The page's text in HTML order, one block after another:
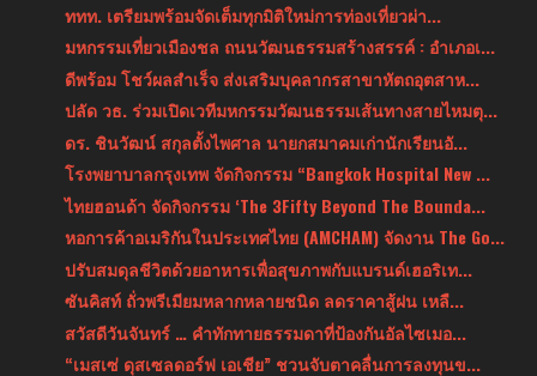
ททท. เตรียมพร้อมจัดเต็มทุกมิติใหม่การท่องเที่ยวผ่า...
มหกรรมเที่ยวเมืองชล ถนนวัฒนธรรมสร้างสรรค์ : อำเภอเ...
ดีพร้อม โชว์ผลสำเร็จ ส่งเสริมบุคลากรสาขาหัตถอุตสาห...
ปลัด วธ. ร่วมเปิดเวทีมหกรรมวัฒนธรรมเส้นทางสายไหมตุ...
ดร. ชินวัฒน์ สกุลตั้งไพศาล นายกสมาคมเก่านักเรียนอั...
โรงพยาบาลกรุงเทพ จัดกิจกรรม “Bangkok Hospital New ...
ไทยฮอนด้า จัดกิจกรรม ‘The 3Fifty Beyond The Bounda...
หอการค้าอเมริกันในประเทศไทย (AMCHAM) จัดงาน The Go...
ปรับสมดุลชีวิตด้วยอาหารเพื่อสุขภาพกับแบรนด์เฮอริเท...
ซันคิสท์ ถั่วพรีเมียมหลากหลายชนิด ลดราคาสู้ฝน เหลื...
สวัสดีวันจันทร์ … คำทักทายธรรมดาที่ป้องกันอัลไซเมอ...
“เมสเซ่ ดุสเซลดอร์ฟ เอเชีย” ชวนจับตาคลื่นการลงทุนข...